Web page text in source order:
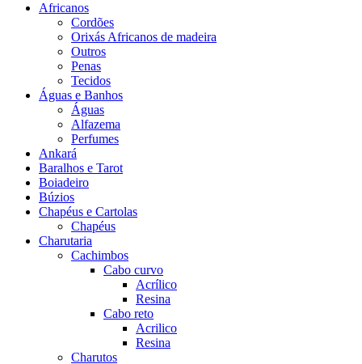
Africanos
Cordões
Orixás Africanos de madeira
Outros
Penas
Tecidos
Águas e Banhos
Águas
Alfazema
Perfumes
Ankará
Baralhos e Tarot
Boiadeiro
Búzios
Chapéus e Cartolas
Chapéus
Charutaria
Cachimbos
Cabo curvo
Acrílico
Resina
Cabo reto
Acrilico
Resina
Charutos